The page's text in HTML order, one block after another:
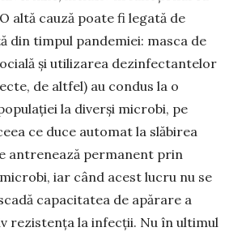
altă cauză poate fi legată de
din tim­pul pandemiei: masca de
și utilizarea dezinfectantelor
de altfel) au condus la o
la diverși microbi, pe
ce duce automat la slăbirea
antrenează permanent prin
iar când acest lucru nu se
capacitatea de apă­rare a
rezistența la in­fec­ții. Nu în ultimul